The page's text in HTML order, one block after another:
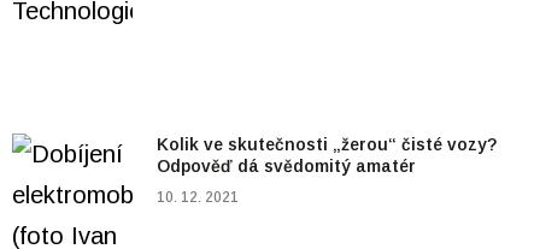
Kolik ve skutečnosti „žerou“ čisté vozy?
Odpověď dá svědomitý amatér
10. 12. 2021